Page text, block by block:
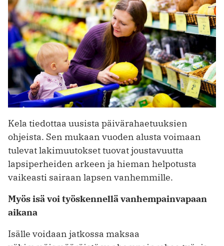
Kela tiedottaa uusista päivärahaetuuksien
ohjeista. Sen mukaan vuoden alusta voimaan
tulevat lakimuutokset tuovat joustavuutta
lapsiperheiden arkeen ja hieman helpotusta
vaikeasti sairaan lapsen vanhemmille.
Myös isä voi työskennellä vanhempainvapaan
aikana
Isälle voidaan jatkossa maksaa